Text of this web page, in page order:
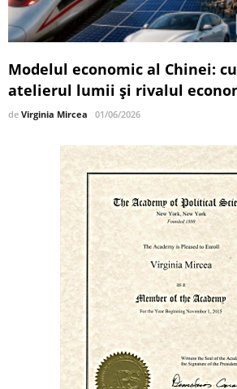
Modelul economic al Chinei:
atelierul lumii și rivalul
de Virginia Mircea 01/06/2026